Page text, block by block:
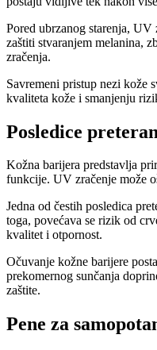
Pored ubrzanog starenja, UV
zaštiti stvaranjem melanina,
zračenja.
Savremeni pristup nezi kože
kvaliteta kože i smanjenju
Posledice
Kožna barijera predstavlja
funkcije. UV zračenje može
Jedna od čestih posledica
toga, povećava se rizik od
kvalitet i otpornost.
Očuvanje kožne barijere
prekomernog sunčanja
zaštite.
Pene za